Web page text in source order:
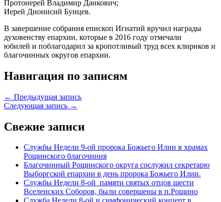
Протоиерей Владимир Данкович;
Иерей Дионисий Бунцев.
В завершение собрания епископ Игнатий вручил награды
духовенству епархии, которые в 2016 году отмечали
юбилей и поблагодарил за кропотливый труд всех клириков и
благочинных округов епархии.
Навигация по записям
← Предыдущая запись
Следующая запись →
Свежие записи
Службы Недели 9-ой пророка Божьего Илии в храмах
Рощинского благочиния
Благочинный Рощинского округа сослужил секретарю
Выборгской епархии в день пророка Божьего Илии.
Службы Недели 8-ой памяти святых отцов шести
Вселенских Соборов, были совершены в п.Рощино